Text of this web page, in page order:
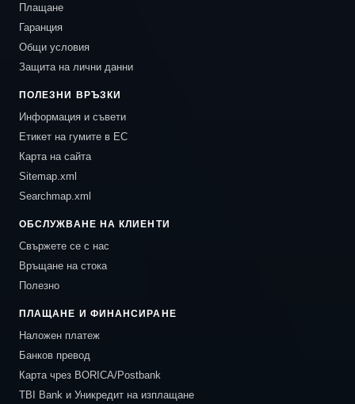
Плащане
Гаранция
Общи условия
Защита на лични данни
ПОЛЕЗНИ ВРЪЗКИ
Информация и съвети
Етикет на гумите в ЕС
Карта на сайта
Sitemap.xml
Searchmap.xml
ОБСЛУЖВАНЕ НА КЛИЕНТИ
Свържете се с нас
Връщане на стока
Полезно
ПЛАЩАНЕ И ФИНАНСИРАНЕ
Наложен платеж
Банков превод
Карта чрез BORICA/Postbank
TBI Bank и Уникредит на изплащане